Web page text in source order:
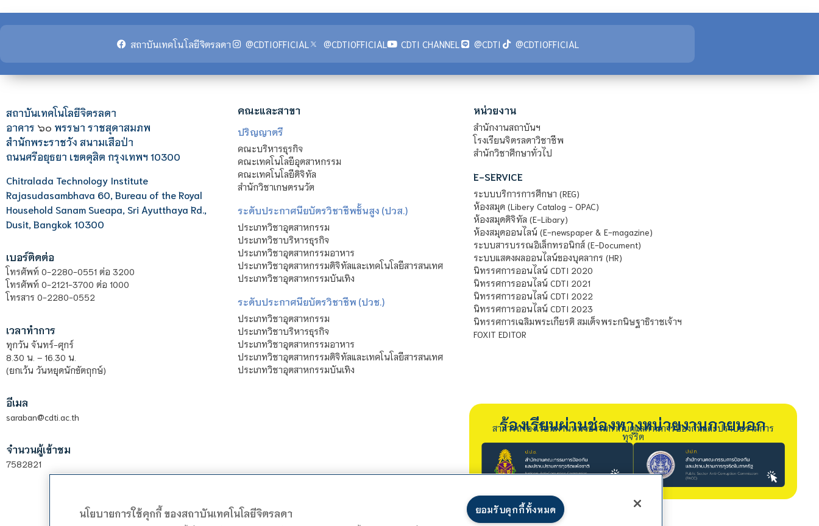
สถาบันเทคโนโลยีจิตรลดา @CDTIOFFICIAL @CDTIOFFICIAL CDTI CHANNEL @CDTI @CDTIOFFICIAL
สถาบันเทคโนโลยีจิตรลดา
อาคาร ๖๐ พรรษา ราชสุดาสมภพ
สำนักพระราชวัง สนามเสือป่า
ถนนศรีอยุธยา เขตดุสิต กรุงเทพฯ 10300
Chitralada Technology Institute
Rajasudasambhava 60, Bureau of the Royal
Household Sanam Sueapa, Sri Ayutthaya Rd.,
Dusit, Bangkok 10300
เบอร์ติดต่อ
โทรศัพท์ 0-2280-0551 ต่อ 3200
โทรศัพท์ 0-2121-3700 ต่อ 1000
โทรสาร 0-2280-0552
เวลาทำการ
ทุกวัน จันทร์-ศุกร์
8.30 น. – 16.30 น.
(ยกเว้น วันหยุดนักขัตฤกษ์)
อีเมล
saraban@cdti.ac.th
จำนวนผู้เข้าชม
7582821
คณะและสาขา
ปริญญาตรี
คณะบริหารธุรกิจ
คณะเทคโนโลยีอุตสาหกรรม
คณะเทคโนโลยีดิจิทัล
สำนักวิชาเกษตรนวัต
ระดับประกาศนียบัตรวิชาชีพชั้นสูง (ปวส.)
ประเภทวิชาอุตสาหกรรม
ประเภทวิชาบริหารธุรกิจ
ประเภทวิชาอุตสาหกรรมอาหาร
ประเภทวิชาอุตสาหกรรมดิจิทัลและเทคโนโลยีสารสนเทศ
ประเภทวิชาอุตสาหกรรมบันเทิง
ระดับประกาศนียบัตรวิชาชีพ (ปวช.)
ประเภทวิชาอุตสาหกรรม
ประเภทวิชาบริหารธุรกิจ
ประเภทวิชาอุตสาหกรรมอาหาร
ประเภทวิชาอุตสาหกรรมดิจิทัลและเทคโนโลยีสารสนเทศ
ประเภทวิชาอุตสาหกรรมบันเทิง
หน่วยงาน
สำนักงานสถาบันฯ
โรงเรียนจิตรลดาวิชาชีพ
สำนักวิชาศึกษาทั่วไป
E-SERVICE
ระบบบริการการศึกษา (REG)
ห้องสมุด (Libery Catalog - OPAC)
ห้องสมุดดิจิทัล (E-Libary)
ห้องสมุดออนไลน์ (E-newspaper & E-magazine)
ระบบสารบรรณอิเล็กทรอนิกส์ (E-Document)
ระบบแสดงผลออนไลน์ของบุคลากร (HR)
นิทรรศการออนไลน์ CDTI 2020
นิทรรศการออนไลน์ CDTI 2021
นิทรรศการออนไลน์ CDTI 2022
นิทรรศการออนไลน์ CDTI 2023
นิทรรศการเฉลิมพระเกียรติ สมเด็จพระกนิษฐาธิราชเจ้าฯ
FOXIT EDITOR
ร้องเรียนผ่านช่องทางหน่วยงานภายนอก
สามารถร้องเรียนผ่านหน่วยงานกำกับดูแลด้านการป้องกันและปราบปรามการ
ทุจริต
นโยบายการใช้คุกกี้ ของสถาบันเทคโนโลยีจิตรลดา ยอมรับคุกกี้ทั้งหมด